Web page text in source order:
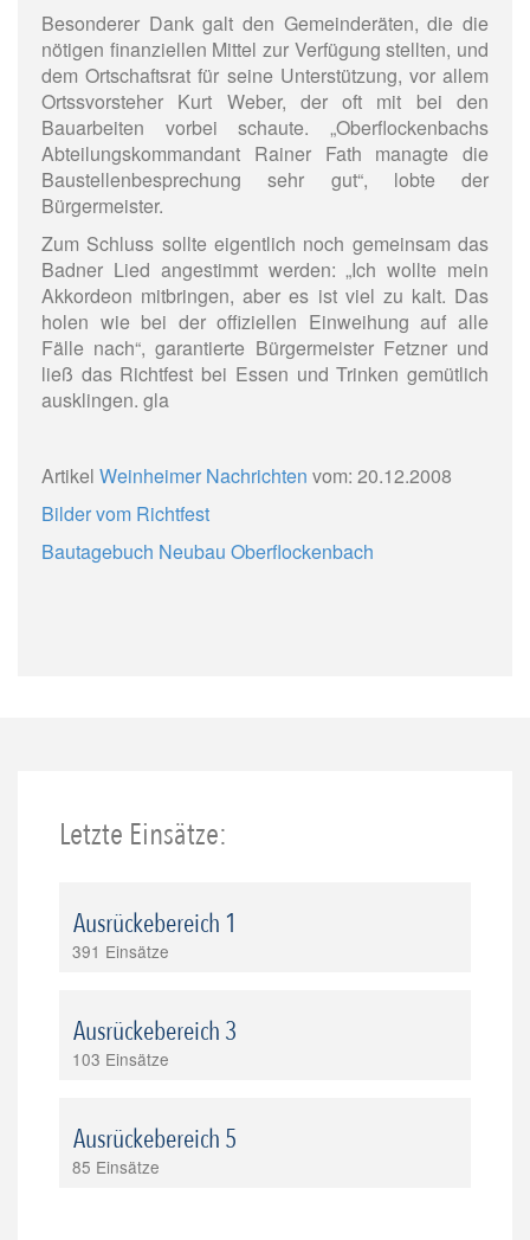
Besonderer Dank galt den Gemeinderäten, die die
nötigen finanziellen Mittel zur Verfügung stellten, und
dem Ortschaftsrat für seine Unterstützung, vor allem
Ortssvorsteher Kurt Weber, der oft mit bei den
Bauarbeiten vorbei schaute. „Oberflockenbachs
Abteilungskommandant Rainer Fath managte die
Baustellenbesprechung sehr gut“, lobte der
Bürgermeister.
Zum Schluss sollte eigentlich noch gemeinsam das
Badner Lied angestimmt werden: „Ich wollte mein
Akkordeon mitbringen, aber es ist viel zu kalt. Das
holen wie bei der offiziellen Einweihung auf alle
Fälle nach“, garantierte Bürgermeister Fetzner und
ließ das Richtfest bei Essen und Trinken gemütlich
ausklingen. gla
Artikel Weinheimer Nachrichten vom: 20.12.2008
Bilder vom Richtfest
Bautagebuch Neubau Oberflockenbach
Letzte Einsätze:
Ausrückebereich 1
391 Einsätze
Ausrückebereich 3
103 Einsätze
Ausrückebereich 5
85 Einsätze